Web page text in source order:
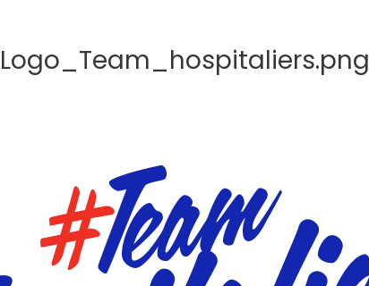
Logo_Team_hospitaliers.png